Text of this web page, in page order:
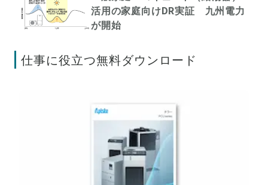
活用の家庭向けDR実証 九州電力
が開始
仕事に役立つ無料ダウンロード